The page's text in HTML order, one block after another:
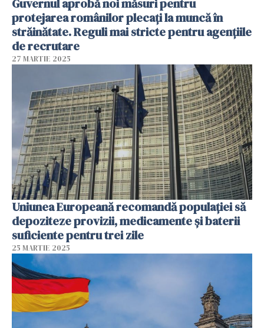
protejarea românilor plecați la muncă în
străinătate. Reguli mai stricte pentru agenţiile
de recrutare
27 MARTIE 2025
Uniunea Europeană recomandă populației să
depoziteze provizii, medicamente și baterii
suficiente pentru trei zile
25 MARTIE 2025